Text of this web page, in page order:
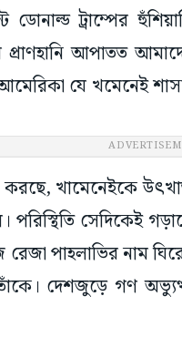
ডোনাল্ড ট্রাম্পের
আপাতত
যে খমেনেই
খামেনেইকে
সেদিকেই
পাহলাভির নাম
দেশজুড়ে গণ